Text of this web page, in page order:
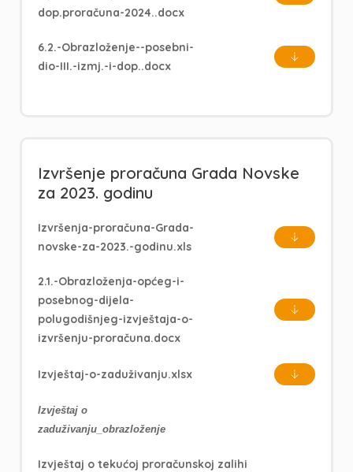
dop.proračuna-2024..docx
6.2.-Obrazloženje--posebni-
dio-III.-izmj.-i-dop..docx
Izvršenje proračuna Grada Novske
za 2023. godinu
Izvršenja-proračuna-Grada-
novske-za-2023.-godinu.xls
2.1.-Obrazloženja-općeg-i-
posebnog-dijela-
polugodišnjeg-izvještaja-o-
izvršenju-proračuna.docx
Izvještaj-o-zaduživanju.xlsx
Izvještaj o
zaduživanju_obrazloženje
Izvještaj o tekućoj proračunskoj zalihi